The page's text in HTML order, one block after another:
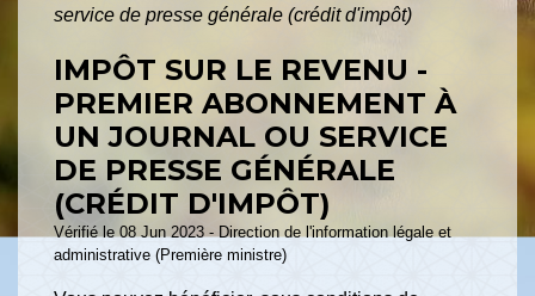
service de presse générale (crédit d'impôt)
IMPÔT SUR LE REVENU -
PREMIER ABONNEMENT À
UN JOURNAL OU SERVICE
DE PRESSE GÉNÉRALE
(CRÉDIT D'IMPÔT)
Vérifié le 08 Jun 2023 - Direction de l'information légale et
administrative (Première ministre)